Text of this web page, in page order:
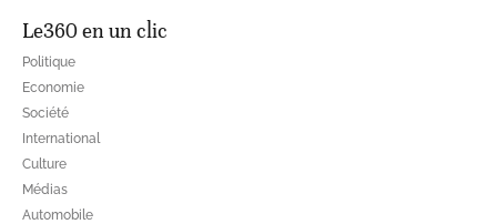
Le360 en un clic
Politique
Economie
Société
International
Culture
Médias
Automobile